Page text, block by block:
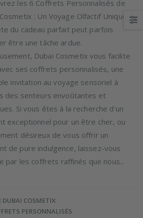
les 6 Coffrets Personnalisés de
: Un Voyage Olfactif Unique
du cadeau parfait peut parfois
être une tâche ardue.
Dubai Cosmetix vous facilite
ses coffrets personnalisés, une
invitation au voyage sensoriel à
des senteurs envoûtantes et
Si vous êtes à la recherche d'un
exceptionnel pour un être cher, ou
désireux de vous offrir un
de pure indulgence, laissez-vous
par les coffrets raffinés que nous...
DUBAI COSMETIX
PERSONNALISÉS